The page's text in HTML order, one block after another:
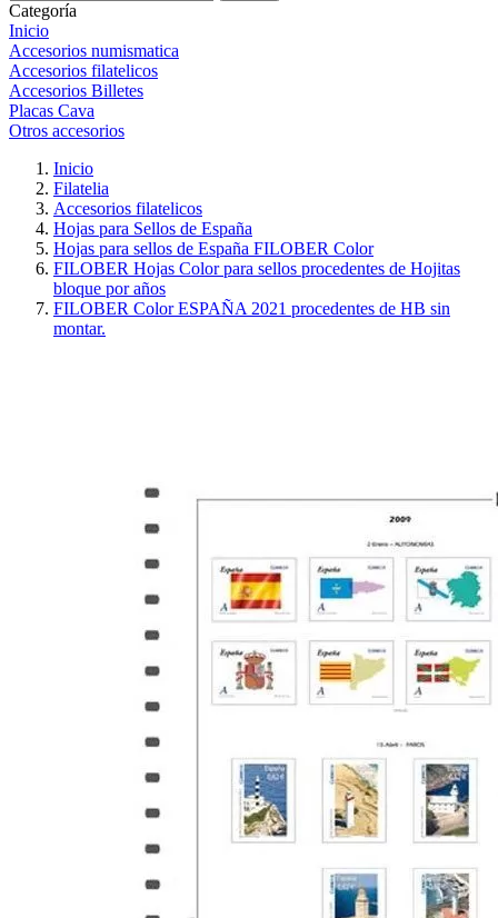
Categoría
Inicio
Accesorios numismatica
Accesorios filatelicos
Accesorios Billetes
Placas Cava
Otros accesorios
Inicio
Filatelia
Accesorios filatelicos
Hojas para Sellos de España
Hojas para sellos de España FILOBER Color
FILOBER Hojas Color para sellos procedentes de Hojitas
bloque por años
FILOBER Color ESPAÑA 2021 procedentes de HB sin
montar.